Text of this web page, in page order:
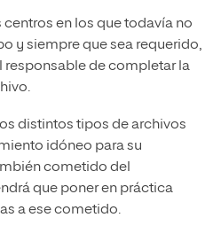
centros en los que todavía no
y siempre que sea requerido,
responsable de completar la
distintos tipos de archivos
idóneo para su
cometido del
que poner en práctica
a ese cometido.